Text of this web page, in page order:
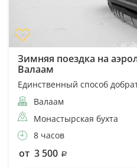
Зимняя поездка на
Валаам
Единственный способ
Валаам
Монастырская бухта
8 часов
от 3 500